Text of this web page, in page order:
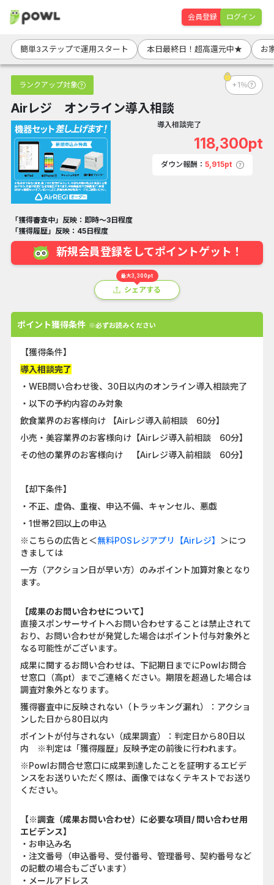
会員登録 ログイン
簡単3ステップで運用スタート 本日最終日！超高還元中★ お
ランクアップ対象 +1％
Airレジ オンライン導入相談
導入相談完了
118,300pt
ダウン報酬： 5,915pt
「獲得審査中」反映：即時～3日程度
「獲得履歴」反映：45日程度
新規会員登録をしてポイントゲット！
最大3,300pt
シェアする
ポイント獲得条件 ※必ずお読みください
【獲得条件】
導入相談完了
・WEB問い合わせ後、30日以内のオンライン導入相談完了
・以下の予約内容のみ対象
飲食業界のお客様向け 【Airレジ導入前相談 60分】
小売・美容業界のお客様向け【Airレジ導入前相談 60分】
その他の業界のお客様向け 【Airレジ導入前相談 60分】
【却下条件】
・不正、虚偽、重複、申込不備、キャンセル、悪戯
・1世帯2回以上の申込
※こちらの広告と＜無料POSレジアプリ【Airレジ】 ＞につ
きましては
一方（アクション日が早い方）のみポイント加算対象となり
ます。
【成果のお問い合わせについて】
直接スポンサーサイトへお問い合わせすることは禁止されて
おり、お問い合わせが発覚した場合はポイント付与対象外と
なる可能性がございます。
成果に関するお問い合わせは、下記期日までにPowlお問合
せ窓口（高pt）までご連絡ください。期限を超過した場合は
調査対象外となります。
獲得審査中に反映されない（トラッキング漏れ）：アクショ
ンした日から80日以内
ポイントが付与されない（成果調査）：判定日から80日以
内 ※判定は「獲得履歴」反映予定の前後に行われます。
※Powlお問合せ窓口に成果到達したことを証明するエビデ
ンスをお送りいただく際は、画像ではなくテキストでお送り
ください。
【※調査（成果お問い合わせ）に必要な項目/ 問い合わせ用
エビデンス】
・お申込み名
・注文番号（申込番号、受付番号、管理番号、契約番号など
の記載の場合もございます）
・メールアドレス